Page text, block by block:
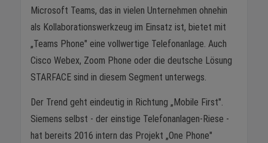
Microsoft Teams, das in vielen Unternehmen ohnehin
als Kollaborationswerkzeug im Einsatz ist, bietet mit
„Teams Phone" eine vollwertige Telefonanlage. Auch
Cisco Webex, Zoom Phone oder die deutsche Lösung
STARFACE sind in diesem Segment unterwegs.
Der Trend geht eindeutig in Richtung „Mobile First".
Siemens selbst - der einstige Telefonanlagen-Riese -
hat bereits 2016 intern das Projekt „One Phone"